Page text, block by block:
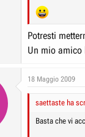
a
Ma
Ma oltre a
pratica
Potresti
Un mio
18 Maggio 2009
saettaste ha
Basta che vi